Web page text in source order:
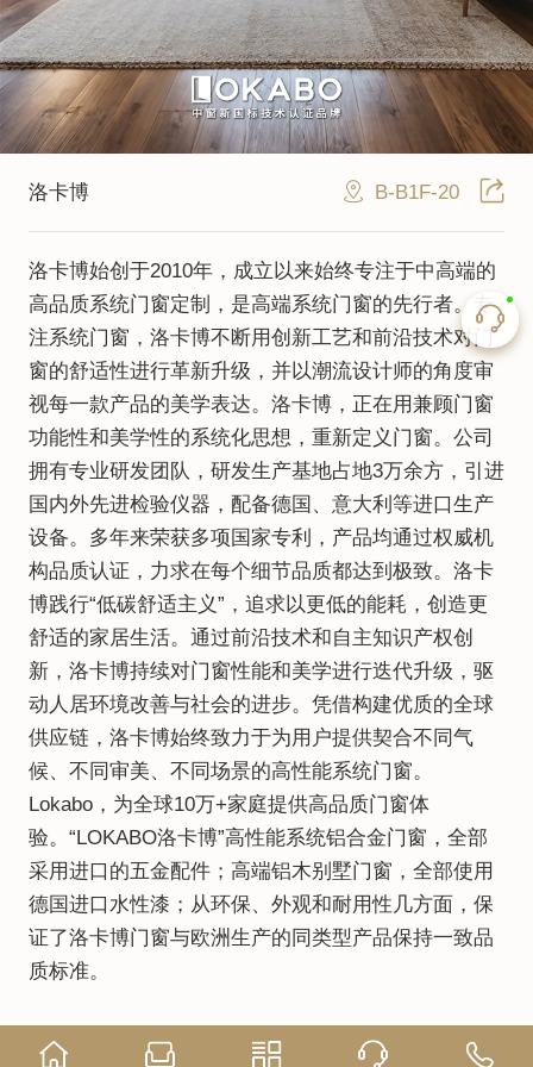
洛卡博 B-B1F-20
洛卡博始创于2010年，成立以来始终专注于中高端的
高品质系统门窗定制，是高端系统门窗的先行者。专
注系统门窗，洛卡博不断用创新工艺和前沿技术对门
窗的舒适性进行革新升级，并以潮流设计师的角度审
视每一款产品的美学表达。洛卡博，正在用兼顾门窗
功能性和美学性的系统化思想，重新定义门窗。公司
拥有专业研发团队，研发生产基地占地3万余方，引进
国内外先进检验仪器，配备德国、意大利等进口生产
设备。多年来荣获多项国家专利，产品均通过权威机
构品质认证，力求在每个细节品质都达到极致。洛卡
博践行“低碳舒适主义”，追求以更低的能耗，创造更
舒适的家居生活。通过前沿技术和自主知识产权创
新，洛卡博持续对门窗性能和美学进行迭代升级，驱
动人居环境改善与社会的进步。凭借构建优质的全球
供应链，洛卡博始终致力于为用户提供契合不同气
候、不同审美、不同场景的高性能系统门窗。
Lokabo，为全球10万+家庭提供高品质门窗体
验。“LOKABO洛卡博”高性能系统铝合金门窗，全部
采用进口的五金配件；高端铝木别墅门窗，全部使用
德国进口水性漆；从环保、外观和耐用性几方面，保
证了洛卡博门窗与欧洲生产的同类型产品保持一致品
质标准。